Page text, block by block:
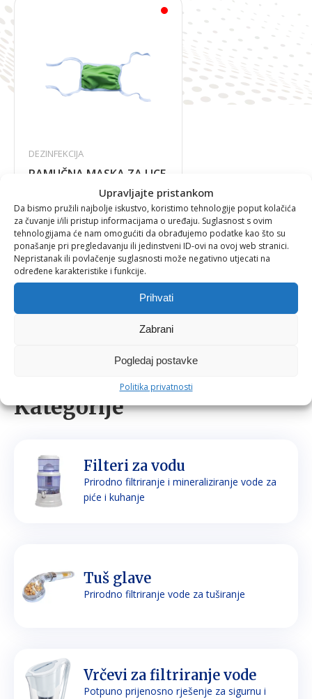
Upravljajte pristankom
Da bismo pružili najbolje iskustvo, koristimo tehnologije poput kolačića
za čuvanje i/ili pristup informacijama o uređaju. Suglasnost s ovim
tehnologijama će nam omogućiti da obrađujemo podatke kao što su
ponašanje pri pregledavanju ili jedinstveni ID-ovi na ovoj web stranici.
Nepristanak ili povlačenje suglasnosti može negativno utjecati na
određene karakteristike i funkcije.
Prihvati
Zabrani
Pogledaj postavke
Politika privatnosti
Kategorije
Filteri za vodu
Prirodno filtriranje i mineraliziranje vode za
piće i kuhanje
Tuš glave
Prirodno filtriranje vode za tuširanje
Vrčevi za filtriranje vode
Potpuno prijenosno rješenje za sigurnu i
1,33€
DEZINFEKCIJA
PAMUČNA MASKA ZA LICE